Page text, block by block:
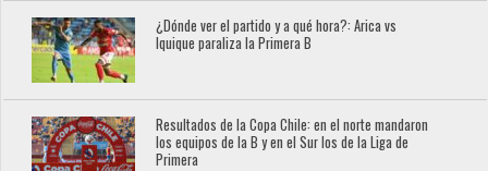
¿Dónde ver el partido y a qué hora?: Arica vs
Iquique paraliza la Primera B
Resultados de la Copa Chile: en el norte mandaron
los equipos de la B y en el Sur los de la Liga de
Primera